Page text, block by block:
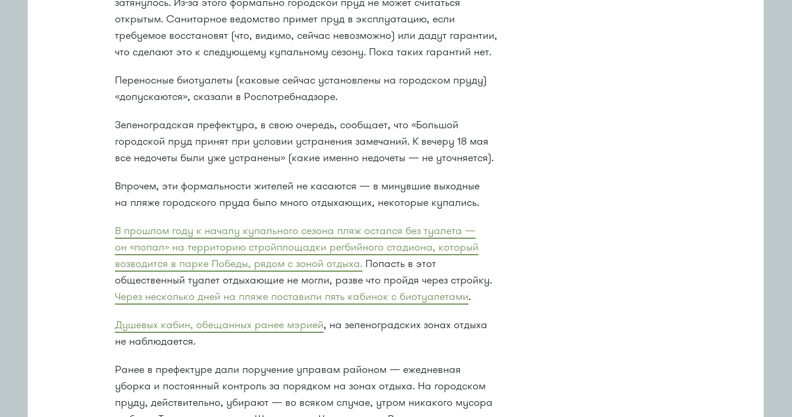
открытым. Санитарное ведомство примет пруд в эксплуатацию, если
требуемое восстановят (что, видимо, сейчас невозможно) или дадут гарантии,
что сделают это к следующему купальному сезону. Пока таких гарантий нет.
Переносные биотуалеты (каковые сейчас установлены на городском пруду)
«допускаются», сказали в Роспотребнадзоре.
Зеленоградская префектура, в свою очередь, сообщает, что «Большой
городской пруд принят при условии устранения замечаний. К вечеру 18 мая
все недочеты были уже устранены» (какие именно недочеты — не уточняется).
Впрочем, эти формальности жителей не касаются — в минувшие выходные
на пляже городского пруда было много отдыхающих, некоторые купались.
В прошлом году к началу купального сезона пляж остался без туалета —
он «попал» на территорию стройплощадки регбийного стадиона, который
возводится в парке Победы, рядом с зоной отдыха. Попасть в этот
общественный туалет отдыхающие не могли, разве что пройдя через стройку.
Через несколько дней на пляже поставили пять кабинок с биотуалетами.
Душевых кабин, обещанных ранее мэрией, на зеленоградских зонах отдыха
не наблюдается.
Ранее в префектуре дали поручение управам районом — ежедневная
уборка и постоянный контроль за порядком на зонах отдыха. На городском
пруду, действительно, убирают — во всяком случае, утром никакого мусора